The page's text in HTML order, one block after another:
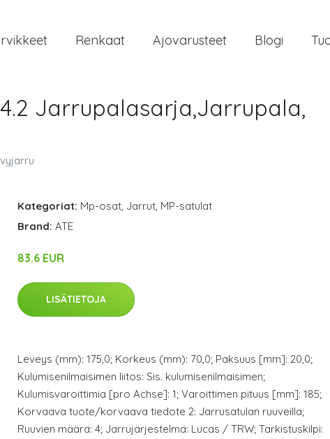
Renkaat Ajovarusteet Blogi
Jarrupalasarja,Jarrupala,
Kategoriat: Mp-osat, Jarrut, MP-satulat
Brand: ATE
83.6 EUR
LISÄTIETOJA
Leveys (mm): 175,0; Korkeus (mm): 70,0; Paksuus [mm]: 20,0;
Kulumisenilmaisimen liitos: Sis. kulumisenilmaisimen;
Kulumisvaroittimia [pro Achse]: 1; Varoittimen pituus [mm]: 185;
Korvaava tuote/korvaava tiedote 2: Jarrusatulan ruuveilla;
Ruuvien määrä: 4; Jarrujärjestelmä: Lucas / TRW; Tarkistuskilpi: